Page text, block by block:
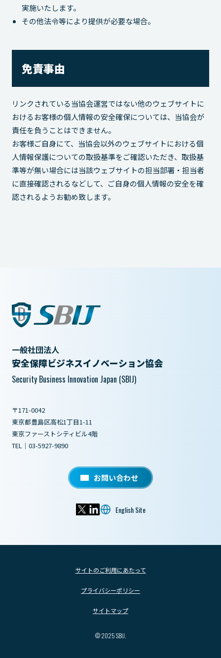
実施いたします。
その他法令等により提供が必要な場合。
免責事由
リンクされている当協会運営ではない他のウェブサイトに
おけるお客様の個人情報の安全確保については、当協会が
責任を負うことはできません。
お客様ご自身にて、当協会以外のウェブサイトにおける個
人情報保護についての取扱基準をご確認いただき、取扱基
準等が無い場合には当該ウェブサイトの担当部署・担当者
に直接確認されるなどして、ご自身の個人情報の安全を確
認されるようお勧め致します。
一般社団法人
安全保障ビジネスイノベーション協会
Security Business Innovation Japan (SBIJ)
〒171-0042
東京都豊島区高松1丁目1-11
東京ファーストシティビル4階
TEL｜03-5927-9890
お問い合わせ
English Site
サイトのご利用にあたって
プライバシーポリシー
サイトマップ
© 2025 SBIJ.